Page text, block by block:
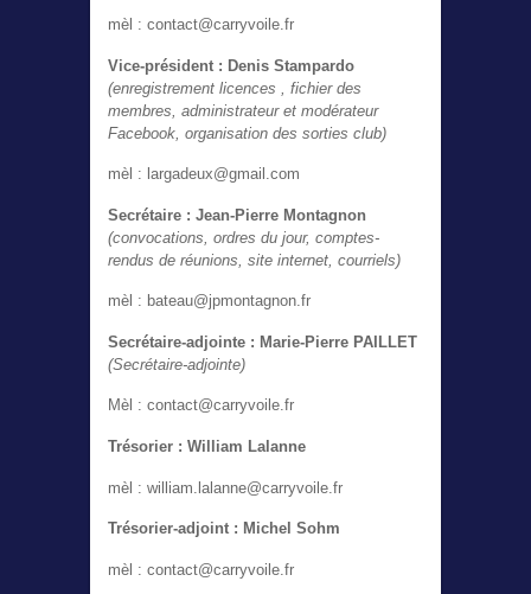
mèl : contact@carryvoile.fr
Vice-président : Denis Stampardo
(enregistrement licences , fichier des
membres, administrateur et modérateur
Facebook, organisation des sorties club)
mèl : largadeux@gmail.com
Secrétaire : Jean-Pierre Montagnon
(convocations, ordres du jour, comptes-
rendus de réunions, site internet, courriels)
mèl : bateau@jpmontagnon.fr
Secrétaire-adjointe : Marie-Pierre PAILLET
(Secrétaire-adjointe)
Mèl : contact@carryvoile.fr
Trésorier : William Lalanne
mèl : william.lalanne@carryvoile.fr
Trésorier-adjoint : Michel Sohm
mèl : contact@carryvoile.fr